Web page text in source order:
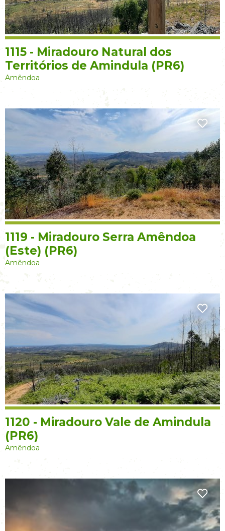
1115 - Miradouro Natural dos
Territórios de Amindula (PR6)
Amêndoa
1119 - Miradouro Serra Amêndoa
(Este) (PR6)
Amêndoa
1120 - Miradouro Vale de Amindula
(PR6)
Amêndoa